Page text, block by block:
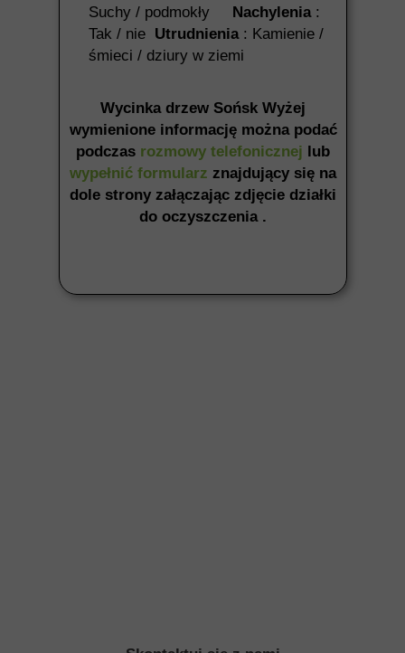
Suchy / podmokły Nachylenia:
Tak / nie Utrudnienia: Kamienie /
śmieci / dziury w ziemi
Wycinka drzew Sońsk Wyżej
wymienione informację można podać
podczas rozmowy telefonicznej lub
wypełnić formularz znajdujący się na
dole strony załączając zdjęcie działki
do oczyszczenia .